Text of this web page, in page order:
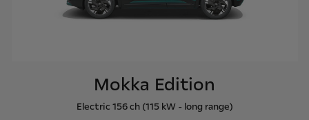
Mokka Edition
Electric 156 ch (115 kW - long range)